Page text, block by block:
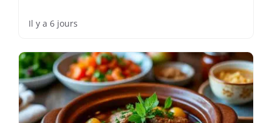
Il y a 6 jours